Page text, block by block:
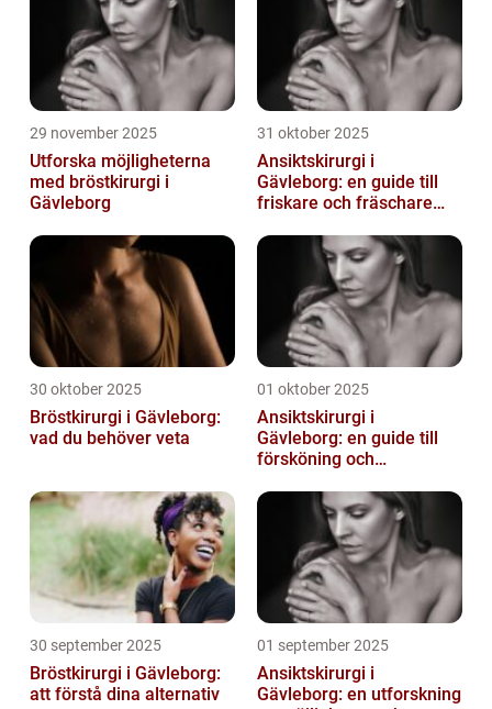
29 november 2025
Utforska möjligheterna
med bröstkirurgi i
Gävleborg
31 oktober 2025
Ansiktskirurgi i
Gävleborg: en guide till
friskare och fräschare
30 oktober 2025
Bröstkirurgi i Gävleborg:
vad du behöver veta
01 oktober 2025
Ansiktskirurgi i
Gävleborg: en guide till
försköning och
30 september 2025
Bröstkirurgi i Gävleborg:
att förstå dina alternativ
01 september 2025
Ansiktskirurgi i
Gävleborg: en utforskning